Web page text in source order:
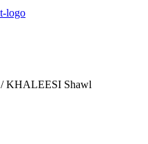
/ KHALEESI Shawl